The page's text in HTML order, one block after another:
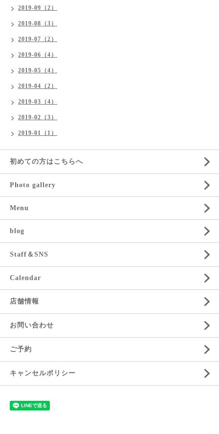
2019-09（2）
2019-08（3）
2019-07（2）
2019-06（4）
2019-05（4）
2019-04（2）
2019-03（4）
2019-02（3）
2019-01（1）
初めての方はこちらへ
Photo gallery
Menu
blog
Staff＆SNS
Calendar
店舗情報
お問い合わせ
ご予約
キャンセルポリシー